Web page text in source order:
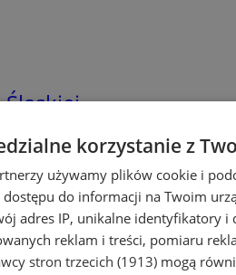
korzystanie z
używamy plików cookie i
dostępu do informacji na Twoim
adres IP, unikalne identyfikatory
reklam i treści, pomiaru
stron trzecich (1913) mogą